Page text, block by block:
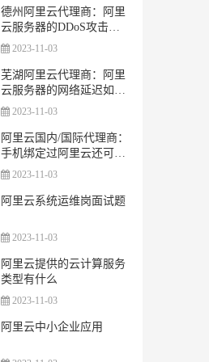
德州阿里云代理商：阿里
云服务器的DDoS攻击防
护方案
2023-11-03
芜湖阿里云代理商：阿里
云服务器的网络延迟如何
测试？如何优化网络连
2023-11-03
阿里云国内/国际代理商：
手机绑定过阿里云还可以
绑定阿里云嘛？
2023-11-03
阿里云系统运维岗面试题
2023-11-03
阿里云提供的云计算服务
类型有什么
2023-11-03
阿里云中小企业应用